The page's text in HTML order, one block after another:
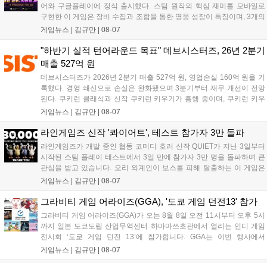
어와 구글플레이에 정식 출시했다. 스팀 원작의 핵심 재미를 모바일로
구현한 이 게임은 장비 수집과 조합을 통한 영웅 성장이 특징이며, 3개의
무기 스킬을 활용한 전략적 전투와 길드전 등 다양한 콘텐츠를 제공한
혜택을 지급하며, 상세 내용은 공식 라운지에서 확인할 수 있다. 이용자
는 게임 접속 및 주요 콘텐츠 플레이를 통해 성장을 지원받을 수 있다....
게임뉴스 | 김규만 | 08-07
"하반기 실적 턴어라운드 목표" 데브시스터즈, 26년 2분기
매출 527억 원
데브시스터즈가 2026년 2분기 매출 527억 원, 영업손실 160억 원을 기
록했다. 경영 쇄신으로 손실은 완화됐으며 3분기부터 재무 개선이 전망
된다. 쿠키런 클래식과 신작 쿠키런 키우기가 흥행 중이며, 쿠키런 키우
기는 13일 첫 업데이트를 시작으로 2주 간격의 콘텐츠를 제공한다. 또한
이다. 회사는 비용 효율화와 신작 흥행을 통해 하반기 실적 턴어라운드
게임뉴스 | 김규만 | 08-07
라인게임즈 신작 '콰이어트', 테스트 참가자 3만 돌파
라인게임즈가 개발 중인 협동 코미디 호러 신작 QUIET가 지난 3일부터
시작된 스팀 플레이 테스트에서 3일 만에 참가자 3만 명을 돌파하며 큰
관심을 받고 있습니다. 오리 외계인이 보스를 피해 탈출하는 이 게임은
최대 4인 협동을 지원하며, 소음 관리와 물리 법칙을 활용한 전략적 플레
을 개선 중이며, 상세 정보는 스팀 페이지에서 확인 가능합니다....
게임뉴스 | 김규만 | 08-07
그라비티 게임 어라이즈(GGA), '도쿄 게임 던전13' 참가
그라비티 게임 어라이즈(GGA)가 오는 8월 8일 오전 11시부터 오후 5시
까지 일본 도쿄도립 산업무역센터 하마마쓰초관에서 열리는 인디 게임
전시회 ‘도쿄 게임 던전 13’에 참가합니다. GGA는 이번 행사에서
‘JALECO ARCADE COLLECTION’ 시리즈의 미공개 작품 12종을 최초
게임뉴스 | 김규만 | 08-07